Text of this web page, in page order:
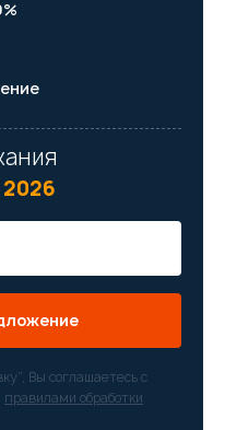
2026
Вы соглашаетесь с
правилами обработки